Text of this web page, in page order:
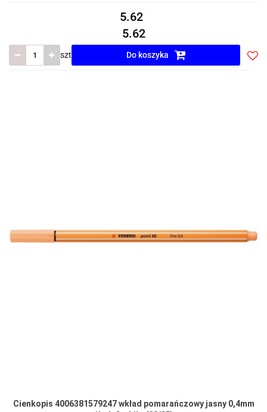
5.62
5.62
szt Do koszyka
Cienkopis 4006381579247 wkład pomarańczowy jasny 0,4mm